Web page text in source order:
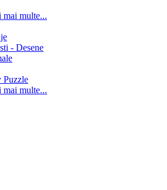
mai multe...
- Desene
Puzzle
mai multe...